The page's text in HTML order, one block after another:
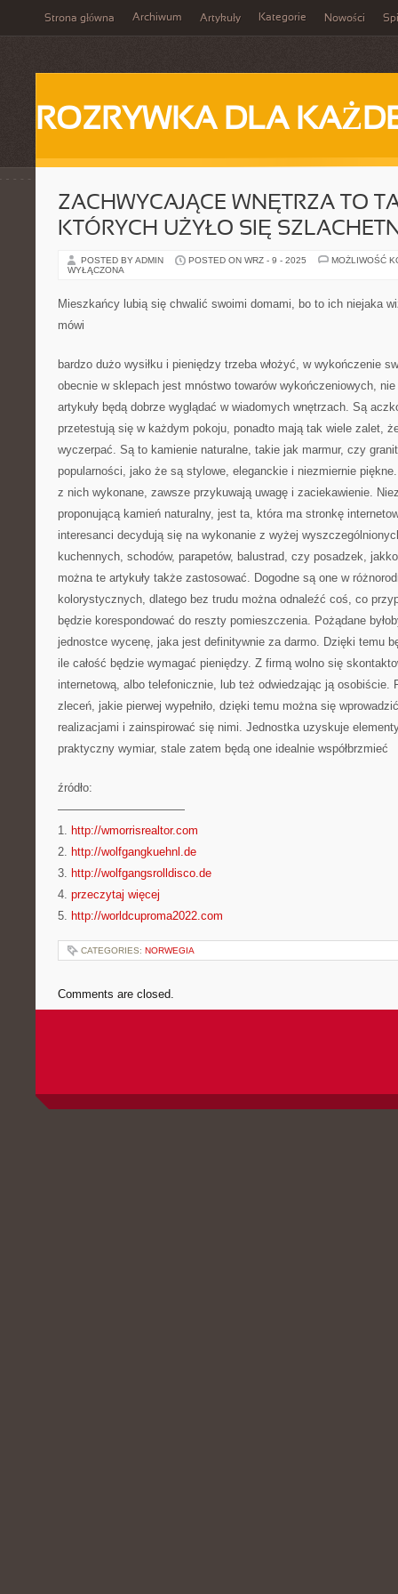
Strona główna Archiwum Artykuły Kategorie Nowości
ROZRYWKA DLA
ZACHWYCAJĄCE WNĘTRZA TO
KTÓRYCH UŻYŁO SIĘ
POSTED BY ADMIN POSTED ON WRZ - 9 - 2025
MOŻLIWOŚĆ
WYŁĄCZONA
Mieszkańcy lubią się chwalić swoimi domami, bo to ich niejaka
mówi
bardzo dużo wysiłku i pieniędzy trzeba włożyć, w wykończenie
obecnie w sklepach jest mnóstwo towarów wykończeniowych,
artykuły będą dobrze wyglądać w wiadomych wnętrzach. Są
przetestują się w każdym pokoju, ponadto mają tak wiele zalet,
wyczerpać. Są to kamienie naturalne, takie jak marmur, czy
popularności, jako że są stylowe, eleganckie i niezmiernie
z nich wykonane, zawsze przykuwają uwagę i zaciekawienie.
proponującą kamień naturalny, jest ta, która ma stronkę
interesanci decydują się na wykonanie z wyżej
kuchennych, schodów, parapetów, balustrad, czy posadzek,
można te artykuły także zastosować. Dogodne są one w
kolorystycznych, dlatego bez trudu można odnaleźć coś, co
będzie korespondować do reszty pomieszczenia. Pożądane
jednostce wycenę, jaka jest definitywnie za darmo. Dzięki temu
ile całość będzie wymagać pieniędzy. Z firmą wolno się
internetową, albo telefonicznie, lub też odwiedzając ją osobiście.
zleceń, jakie pierwej wypełniło, dzięki temu można się
realizacjami i zainspirować się nimi. Jednostka uzyskuje
praktyczny wymiar, stale zatem będą one idealnie współbrzmieć
źródło:
———————————
1. http://wmorrisrealtor.com
2. http://wolfgangkuehnl.de
3. http://wolfgangsrolldisco.de
4. przeczytaj więcej
5. http://worldcuproma2022.com
CATEGORIES: NORWEGIA
Comments are closed.